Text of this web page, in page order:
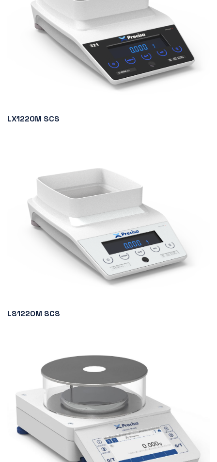
LX1220M SCS
LS1220M SCS